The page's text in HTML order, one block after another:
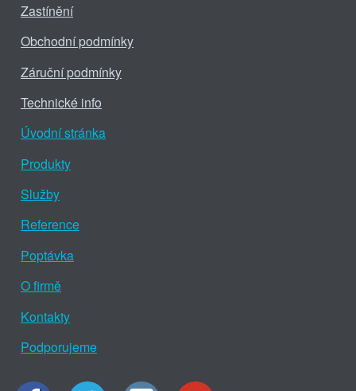
Zastínění
Obchodní podmínky
Záruční podmínky
Technické info
Úvodní stránka
Produkty
Služby
Reference
Poptávka
O firmě
Kontakty
Podporujeme